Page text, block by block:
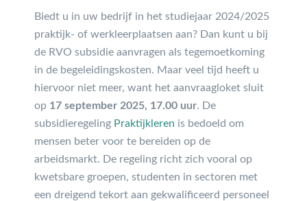
Biedt u in uw bedrijf in het studiejaar 2024/2025
praktijk- of werkleerplaatsen aan? Dan kunt u bij
de RVO subsidie aanvragen als tegemoetkoming
in de begeleidingskosten. Maar veel tijd heeft u
hiervoor niet meer, want het aanvraagloket sluit
op 17 september 2025, 17.00 uur. De
subsidieregeling Praktijkleren is bedoeld om
mensen beter voor te bereiden op de
arbeidsmarkt. De regeling richt zich vooral op
kwetsbare groepen, studenten in sectoren met
een dreigend tekort aan gekwalificeerd personeel